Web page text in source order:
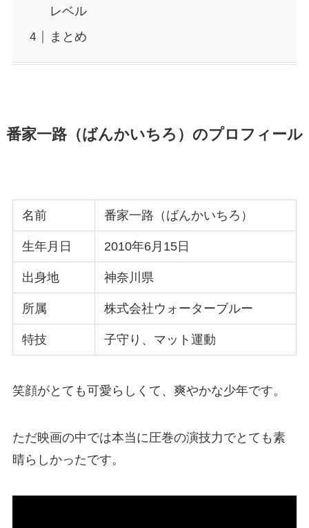
レベル
まとめ
番家一路（ばんかいちろ）のプロフィール
名前 番家一路（ばんかいちろ）
生年月日 2010年6月15日
出身地 神奈川県
所属 株式会社ウォーターブルー
特技 子守り、マット運動
笑顔がとても可愛らしくて、爽やかな少年です。
ただ映画の中では本当に圧巻の演技力でとても素
晴らしかったです。